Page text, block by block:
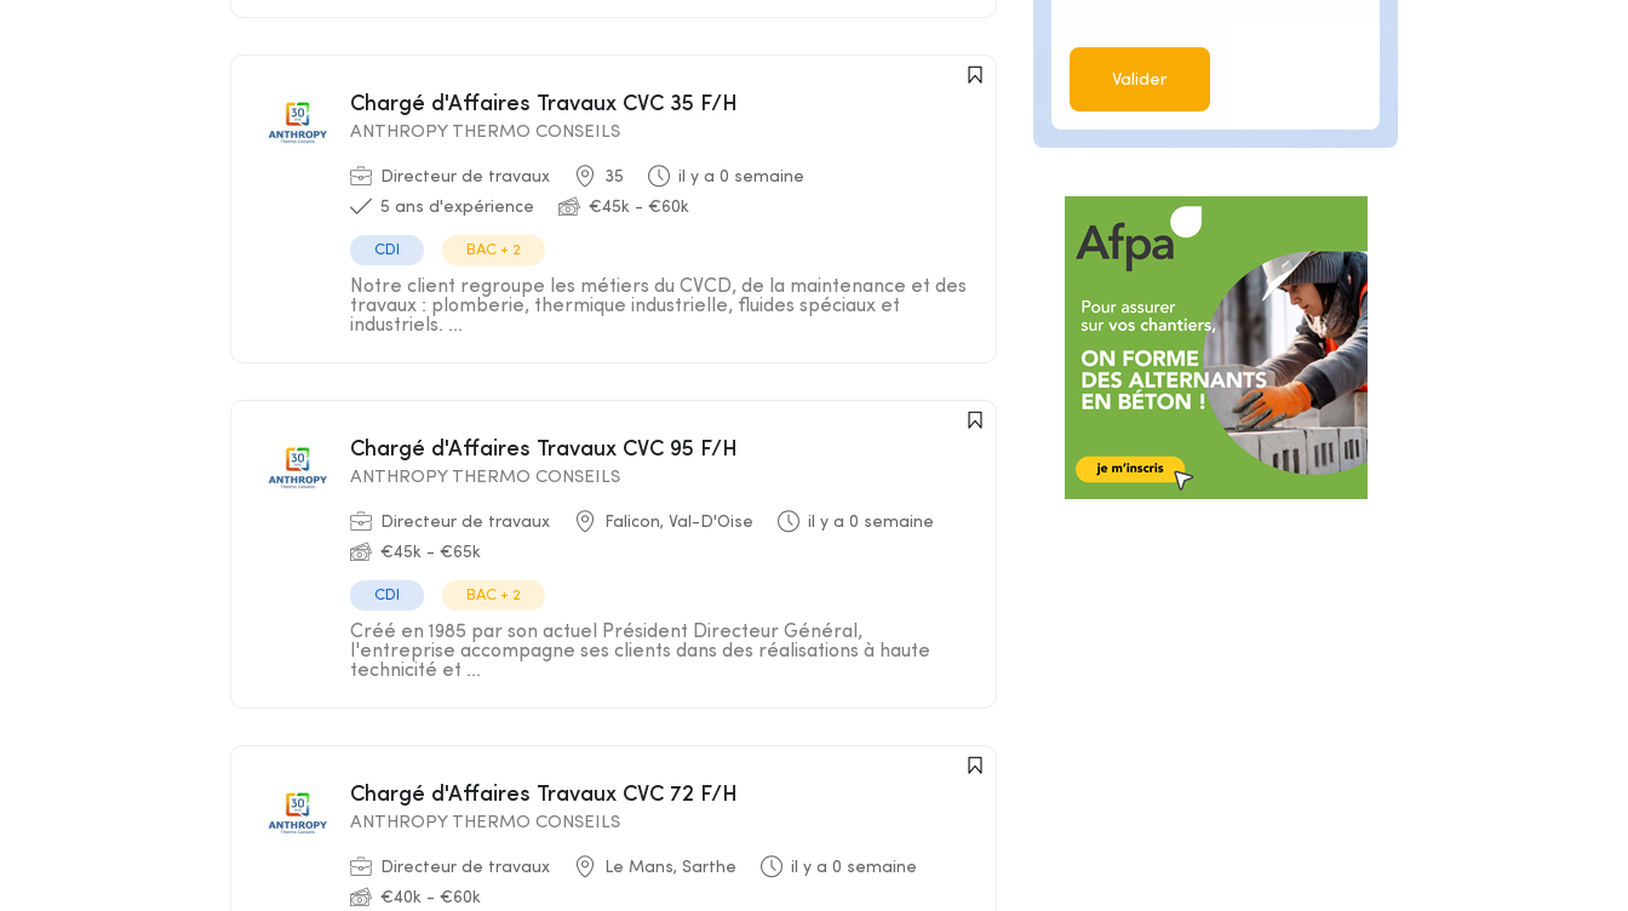
Chargé d'Affaires Travaux CVC 35 F/H
ANTHROPY THERMO CONSEILS
Directeur de travaux 35
il y a 0 semaine
5 ans d'expérience
€45k - €60k
CDI BAC + 2
Notre client regroupe les métiers du CVCD, de la maintenance et des
travaux : plomberie, thermique industrielle, fluides spéciaux et
industriels. ...
Chargé d'Affaires Travaux CVC 95 F/H
ANTHROPY THERMO CONSEILS
Directeur de travaux Falicon, Val-D'Oise
il y a 0 semaine
€45k - €65k
CDI BAC + 2
Créé en 1985 par son actuel Président Directeur Général,
l'entreprise accompagne ses clients dans des réalisations à haute
technicité et ...
Chargé d'Affaires Travaux CVC 72 F/H
ANTHROPY THERMO CONSEILS
Directeur de travaux Le Mans, Sarthe
il y a 0 semaine
€40k - €60k
Valider